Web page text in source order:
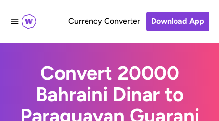
Currency Converter Download App
Convert 20000
Bahraini Dinar to
Paraguayan Guarani